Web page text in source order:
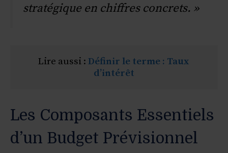
stratégique en chiffres concrets. »
Lire aussi : Définir le terme : Taux
d’intérêt
Les Composants Essentiels
d’un Budget Prévisionnel